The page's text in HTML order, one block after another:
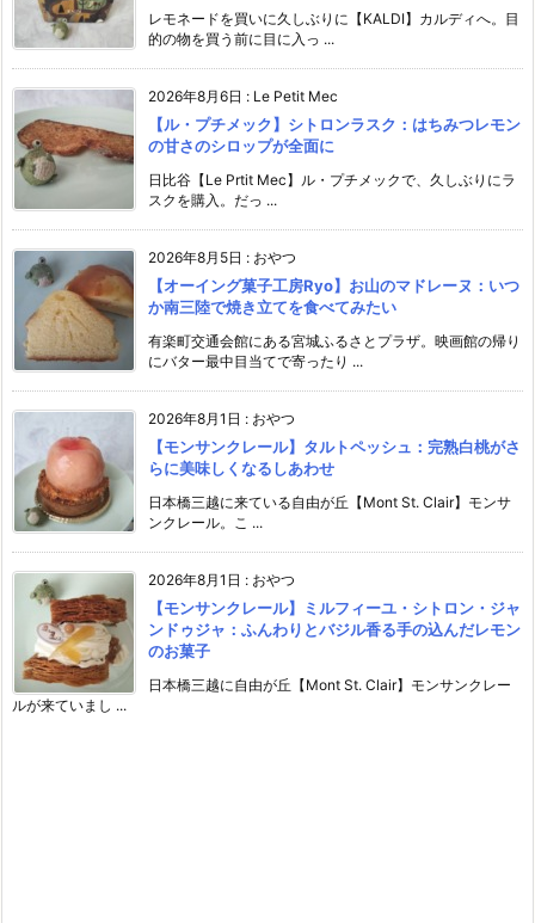
レモネードを買いに久しぶりに【KALDI】カルディへ。目
的の物を買う前に目に入っ ...
2026年8月6日 : Le Petit Mec
【ル・プチメック】シトロンラスク：はちみつレモン
の甘さのシロップが全面に
日比谷【Le Prtit Mec】ル・プチメックで、久しぶりにラ
スクを購入。だっ ...
2026年8月5日 : おやつ
【オーイング菓子工房Ryo】お山のマドレーヌ：いつ
か南三陸で焼き立てを食べてみたい
有楽町交通会館にある宮城ふるさとプラザ。映画館の帰り
にバター最中目当てで寄ったり ...
2026年8月1日 : おやつ
【モンサンクレール】タルトペッシュ：完熟白桃がさ
らに美味しくなるしあわせ
日本橋三越に来ている自由が丘【Mont St. Clair】モンサ
ンクレール。こ ...
2026年8月1日 : おやつ
【モンサンクレール】ミルフィーユ・シトロン・ジャ
ンドゥジャ：ふんわりとバジル香る手の込んだレモン
のお菓子
日本橋三越に自由が丘【Mont St. Clair】モンサンクレー
ルが来ていまし ...